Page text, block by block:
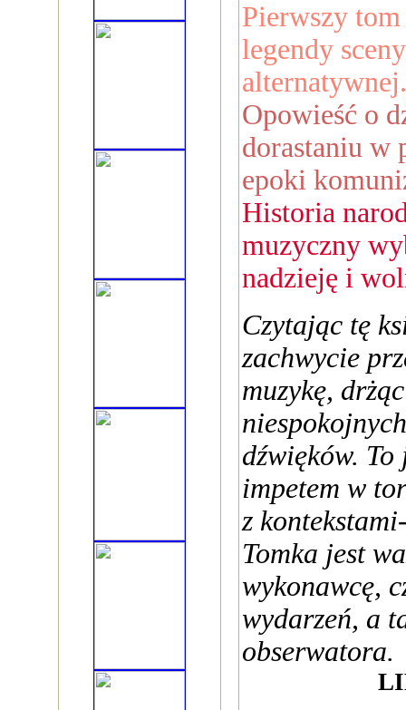
Pierwszy
legendy
alternatywnej.
Opowieść o
dorastaniu w
epoki
Historia
muzyczny
nadzieję i
Czytając tę
zachwycie
muzykę,
dźwięków. To
impetem w
z
Tomka jest
wykonawcę,
wydarzeń, a
obserwatora.